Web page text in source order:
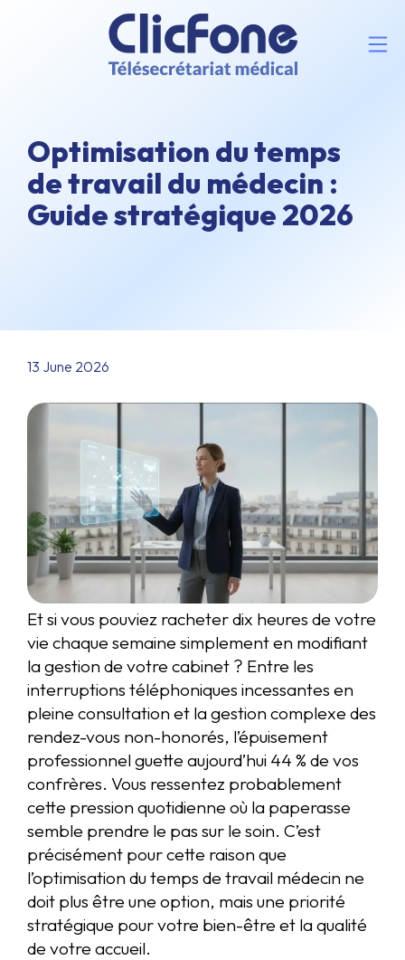
Optimisation du temps
de travail du médecin :
Guide stratégique 2026
13 June 2026
Et si vous pouviez racheter dix heures de votre
vie chaque semaine simplement en modifiant
la gestion de votre cabinet ? Entre les
interruptions téléphoniques incessantes en
pleine consultation et la gestion complexe des
rendez-vous non-honorés, l’épuisement
professionnel guette aujourd’hui 44 % de vos
confrères. Vous ressentez probablement
cette pression quotidienne où la paperasse
semble prendre le pas sur le soin. C’est
précisément pour cette raison que
l’optimisation du temps de travail médecin ne
doit plus être une option, mais une priorité
stratégique pour votre bien-être et la qualité
de votre accueil.